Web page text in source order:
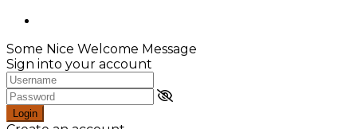
Some Nice Welcome Message
Sign into your account
Login